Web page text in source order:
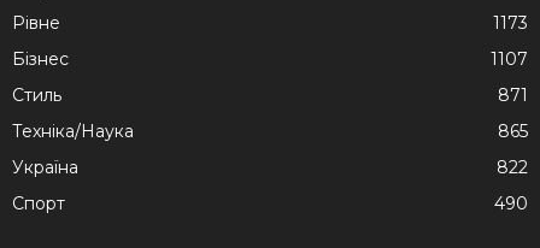
Рівне
1173
Бізнес
1107
Стиль
871
Техніка/Наука
865
Україна
822
Спорт
490